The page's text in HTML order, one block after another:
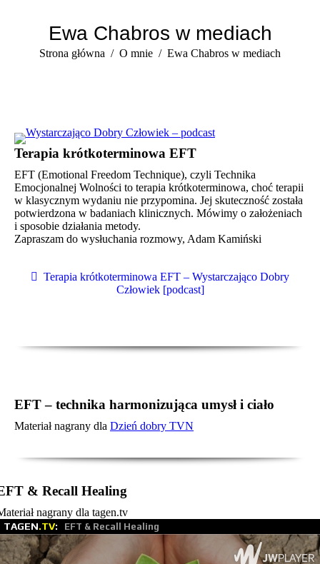
Ewa Chabros w mediach
Jesteś tutaj:
Strona główna O mnie Ewa Chabros w mediach
Terapia krótkoterminowa EFT
EFT (Emotional Freedom Technique), czyli Technika
Emocjonalnej Wolności to terapia krótkoterminowa, choć terapii
w klasycznym wydaniu nie przypomina. Jej skuteczność została
potwierdzona w badaniach klinicznych. Mówimy o założeniach
i sposobie działania metody.
Zapraszam do wysłuchania rozmowy, Adam Kamiński
Terapia krótkoterminowa EFT – Wystarczająco Dobry
Człowiek [podcast]
EFT – technika harmonizująca umysł i ciało
Materiał nagrany dla Dzień dobry TVN
& Recall Healing
nagrany dla tagen.tv